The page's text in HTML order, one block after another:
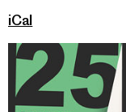
iCal